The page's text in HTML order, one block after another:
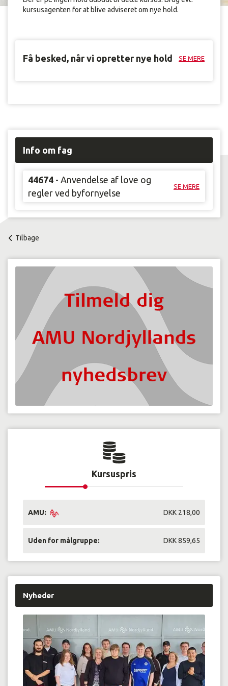
kursusagenten for at blive adviseret om nye hold.
Få besked, når vi opretter nye hold SE MERE
Info om fag
44674 - Anvendelse af love og
regler ved byfornyelse
SE MERE
Tilbage
Kursuspris
AMU: DKK 218,00
Uden for målgruppe: DKK 859,65
Nyheder